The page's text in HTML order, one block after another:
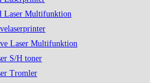
Laser Multifunktion
Laser Multifunktion
S/H toner
Tromler